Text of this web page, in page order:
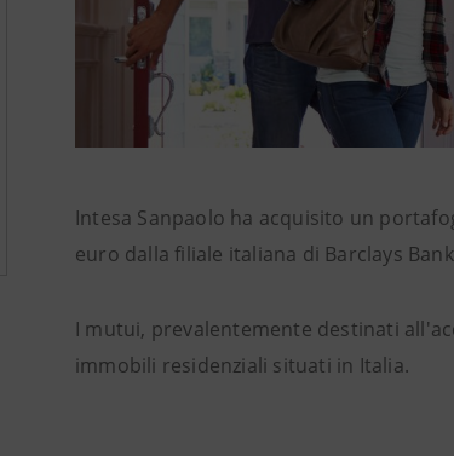
Intesa Sanpaolo ha acquisito un
euro dalla filiale italiana di Barclays
I mutui, prevalentemente destinati
immobili residenziali situati in Italia.